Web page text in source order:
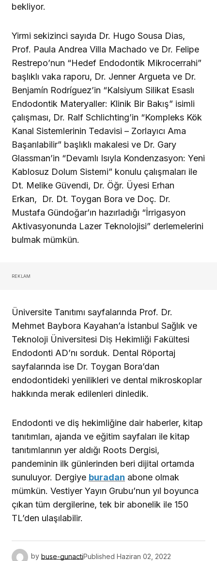
bekliyor.
Yirmi sekizinci sayıda Dr. Hugo Sousa Dias,
Prof. Paula Andrea Villa Machado ve Dr. Felipe
Restrepo’nun “Hedef Endodontik Mikrocerrahi”
başlıklı vaka raporu, Dr. Jenner Argueta ve Dr.
Benjamín Rodríguez’in “Kalsiyum Silikat Esaslı
Endodontik Materyaller: Klinik Bir Bakış” isimli
çalışması, Dr. Ralf Schlichting’in “Kompleks Kök
Kanal Sistemlerinin Tedavisi – Zorlayıcı Ama
Başarılabilir” başlıklı makalesi ve Dr. Gary
Glassman’in “Devamlı Isıyla Kondenzasyon: Yeni
Kablosuz Dolum Sistemi” konulu çalışmaları ile
Dt. Melike Güvendi, Dr. Öğr. Üyesi Erhan
Erkan, Dr. Dt. Toygan Bora ve Doç. Dr.
Mustafa Gündoğar’ın hazırladığı “İrrigasyon
Aktivasyonunda Lazer Teknolojisi” derlemelerini
bulmak mümkün.
REKLAM
Üniversite Tanıtımı sayfalarında Prof. Dr.
Mehmet Baybora Kayahan’a İstanbul Sağlık ve
Teknoloji Üniversitesi Diș Hekimliği Fakültesi
Endodonti AD’nı sorduk. Dental Röportaj
sayfalarında ise Dr. Toygan Bora’dan
endodontideki yenilikleri ve dental mikroskoplar
hakkında merak edilenleri dinledik.
Endodonti ve diş hekimliğine dair haberler, kitap
tanıtımları, ajanda ve eğitim sayfaları ile kitap
tanıtımlarının yer aldığı Roots Dergisi,
pandeminin ilk günlerinden beri dijital ortamda
sunuluyor. Dergiye buradan abone olmak
mümkün. Vestiyer Yayın Grubu’nun yıl boyunca
çıkan tüm dergilerine, tek bir abonelik ile 150
TL’den ulaşılabilir.
by buse-gunactiPublished Haziran 02, 2022